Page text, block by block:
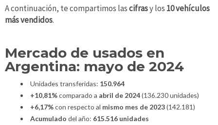
A continuación, te compartimos lascifrasy los 10 vehículos
más vendidos.
Mercado de usados en
Argentina: mayo de 2024
Unidades transferidas: 150.964
+10,81%comparado a abril de 2024(136.230 unidades)
+6,17%con respecto al mismo mes de 2023(142.181)
Acumulado del año: 615.516 unidades